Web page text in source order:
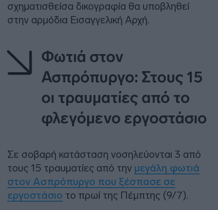
σχηματισθείσα δικογραφία θα υποβληθεί
στην αρμόδια Εισαγγελική Αρχή.
Φωτιά στον
Ασπρόπυργο: Στους 15
οι τραυματίες από το
φλεγόμενο εργοστάσιο
Σε σοβαρή κατάσταση νοσηλεύονται 3 από
τους 15 τραυματίες από την μεγάλη φωτιά
στον Ασπρόπυργο που ξέσπασε σε
εργοστάσιο το πρωί της Πέμπτης (9/7).